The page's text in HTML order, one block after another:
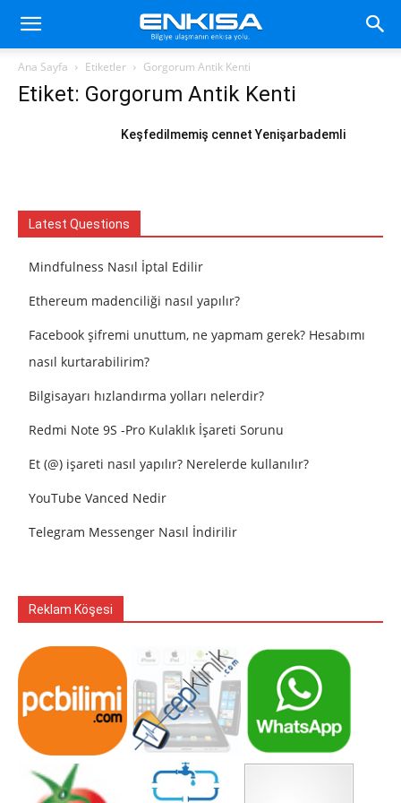
Ana Sayfa Etiketler Gorgorum Antik Kenti
Etiket: Gorgorum Antik Kenti
Keşfedilmemiş cennet Yenişarbademli
Latest Questions
Mindfulness Nasıl İptal Edilir
Ethereum madenciliği nasıl yapılır?
Facebook şifremi unuttum, ne yapmam gerek? Hesabımı
nasıl kurtarabilirim?
Bilgisayarı hızlandırma yolları nelerdir?
Redmi Note 9S -Pro Kulaklık İşareti Sorunu
Et (@) işareti nasıl yapılır? Nerelerde kullanılır?
YouTube Vanced Nedir
Telegram Messenger Nasıl İndirilir
Reklam Köşesi